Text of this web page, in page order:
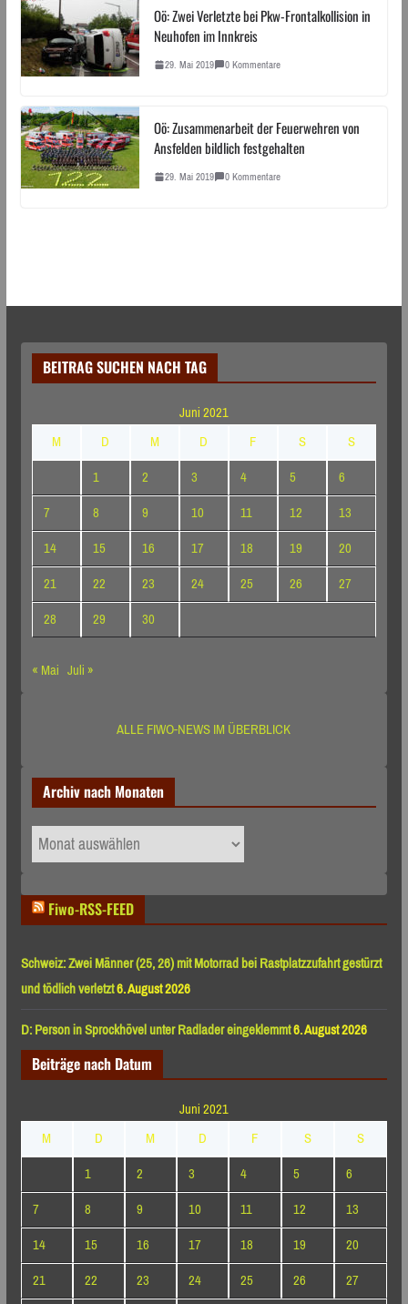
Oö: Zwei Verletzte bei Pkw-Frontalkollision in
Neuhofen im Innkreis
29. Mai 2019 0 Kommentare
Oö: Zusammenarbeit der Feuerwehren von
Ansfelden bildlich festgehalten
29. Mai 2019 0 Kommentare
BEITRAG SUCHEN NACH TAG
Juni 2021
M
D M D F S
S
1
2 3 4 5
6
7
8 9 10 11 12
13
14
15 16 17 18 19
20
21
22 23 24 25 26
27
28
29
30
« Mai Juli »
ALLE FIWO-NEWS IM ÜBERBLICK
Archiv nach Monaten
Archiv
nach
Fiwo-RSS-FEED
Schweiz: Zwei Männer (25, 26) mit Motorrad bei Rastplatzzufahrt gestürzt
und tödlich verletzt6. August 2026
D: Person in Sprockhövel unter Radlader eingeklemmt6. August 2026
Beiträge nach Datum
Juni 2021
M
D M D F S
S
1
2 3 4 5
6
7
8 9 10 11 12
13
14
15 16 17 18 19
20
21
22 23 24 25 26
27